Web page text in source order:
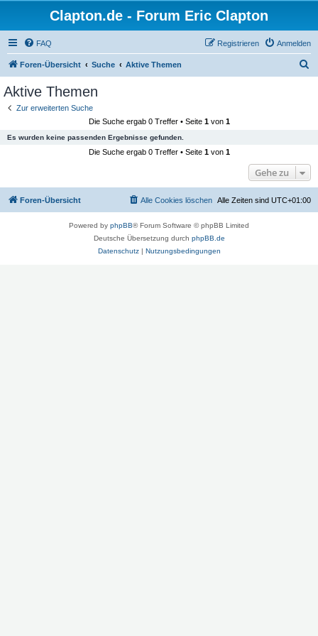
Clapton.de - Forum Eric Clapton
FAQ Anmelden
Registrieren
Foren-Übersicht Suche Aktive Themen
Aktive Themen
Zur erweiterten Suche
Die Suche ergab 0 Treffer • Seite 1von 1
Es wurden keine passenden Ergebnisse gefunden.
Die Suche ergab 0 Treffer • Seite 1von 1
Gehe zu
Foren-Übersicht Alle Zeiten sind UTC+01:00
Alle Cookies löschen
Powered by phpBB® Forum Software © phpBB Limited
Deutsche Übersetzung durch phpBB.de
Datenschutz| Nutzungsbedingungen